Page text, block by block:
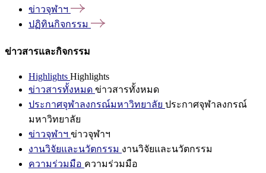
ข่าวจุฬาฯ
ปฏิทินกิจกรรม
ข่าวสารและกิจกรรม
Highlights Highlights
ข่าวสารทั้งหมด ข่าวสารทั้งหมด
ประกาศจุฬาลงกรณ์มหาวิทยาลัย ประกาศจุฬาลงกรณ์
มหาวิทยาลัย
ข่าวจุฬาฯ ข่าวจุฬาฯ
งานวิจัยและนวัตกรรม งานวิจัยและนวัตกรรม
ความร่วมมือ ความร่วมมือ